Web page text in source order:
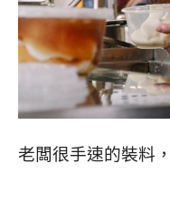
老闆很手速的裝料